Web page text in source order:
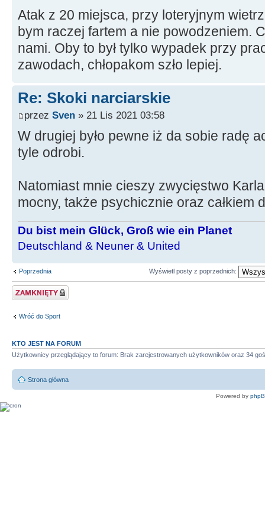
Atak z 20 miejsca, przy loteryjnym
bym raczej fartem a nie powodzeniem.
nami. Oby to był tylko wypadek przy
zawodach, chłopakom szło lepiej.
Re: Skoki narciarskie
przez Sven » 21 Lis 2021 03:58
W drugiej było pewne iż da sobie radę
tyle odrobi.
Natomiast mnie cieszy zwycięstwo
mocny, także psychicznie oraz całkiem
Du bist mein Glück, Groß wie ein Planet
Deutschland & Neuner & United
Poprzednia Wyświetl posty z poprzednich:
Zablokowany temat
Wróć do Sport
KTO JEST NA FORUM
Użytkownicy przeglądający to forum: Brak zarejestrowanych użytkowników oraz 34
Strona główna
Powered by